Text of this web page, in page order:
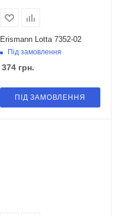
Erismann Lotta 7352-02
Під замовлення
374грн.
ПІД ЗАМОВЛЕННЯ